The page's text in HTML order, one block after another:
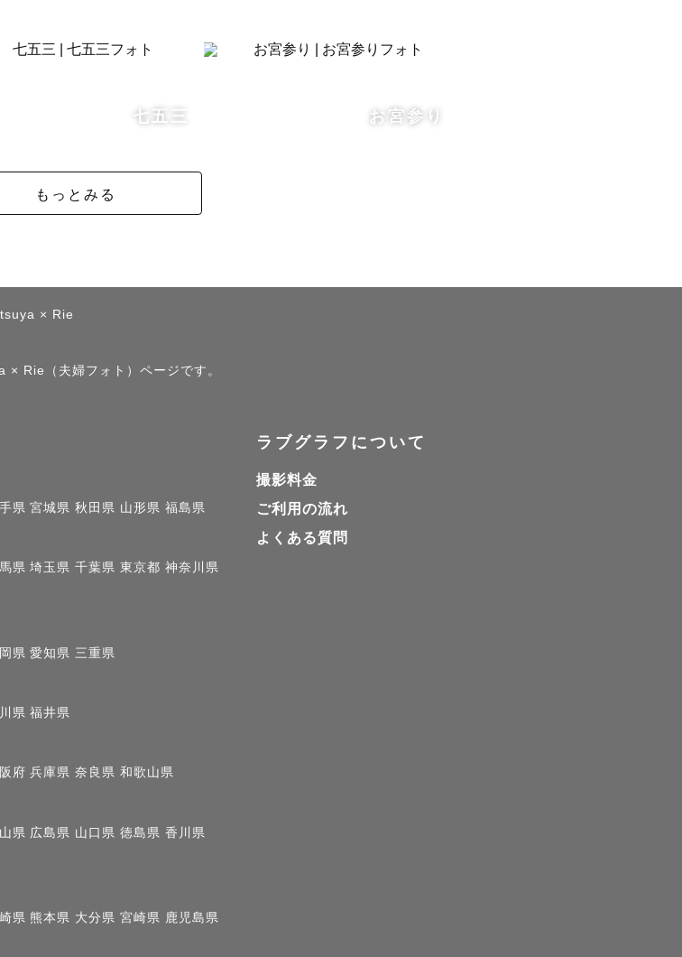
七五三 お宮参り
もっとみる
× Rie
Rie（夫婦フォト）ページです。
県 宮城県 秋田県 山形県 福島県
県 埼玉県 千葉県 東京都 神奈川県
県 愛知県 三重県
県 福井県
府 兵庫県 奈良県 和歌山県
県 広島県 山口県 徳島県 香川県
県 熊本県 大分県 宮崎県 鹿児島県
ラブグラフについて
撮影料金
ご利用の流れ
よくある質問